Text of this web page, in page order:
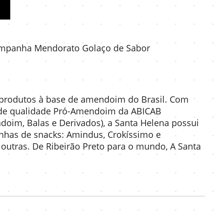
Mendorato Golaço de Sabor
à base de amendoim do Brasil. Com
qualidade Pró-Amendoim da ABICAB
Balas e Derivados), a Santa Helena possui
de snacks: Amindus, Crokíssimo e
De Ribeirão Preto para o mundo, A Santa